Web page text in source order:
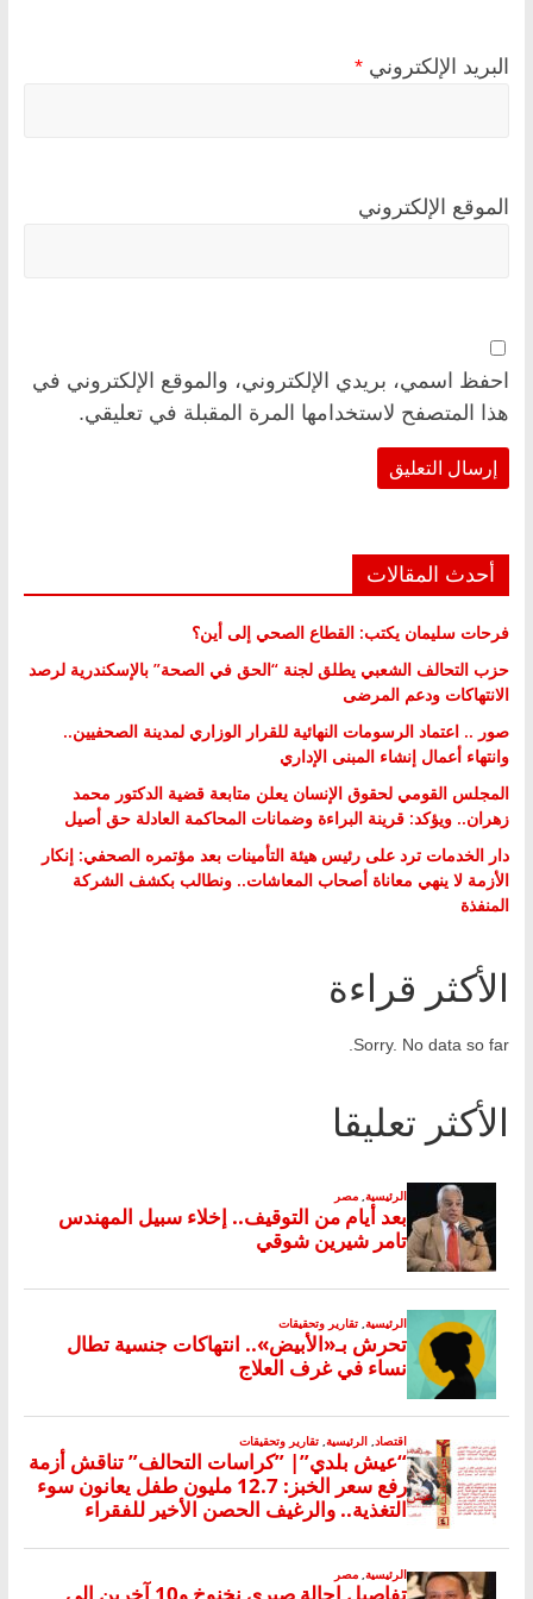
البريد الإلكتروني *
الموقع الإلكتروني
احفظ اسمي، بريدي الإلكتروني، والموقع الإلكتروني في
هذا المتصفح لاستخدامها المرة المقبلة في تعليقي.
أحدث المقالات
فرحات سليمان يكتب: القطاع الصحي إلى أين؟
حزب التحالف الشعبي يطلق لجنة “الحق في الصحة” بالإسكندرية لرصد
الانتهاكات ودعم المرضى
صور .. اعتماد الرسومات النهائية للقرار الوزاري لمدينة الصحفيين..
وانتهاء أعمال إنشاء المبنى الإداري
المجلس القومي لحقوق الإنسان يعلن متابعة قضية الدكتور محمد
زهران.. ويؤكد: قرينة البراءة وضمانات المحاكمة العادلة حق أصيل
دار الخدمات ترد على رئيس هيئة التأمينات بعد مؤتمره الصحفي: إنكار
الأزمة لا ينهي معاناة أصحاب المعاشات.. ونطالب بكشف الشركة
المنفذة
الأكثر قراءة
Sorry. No data so far.
الأكثر تعليقا